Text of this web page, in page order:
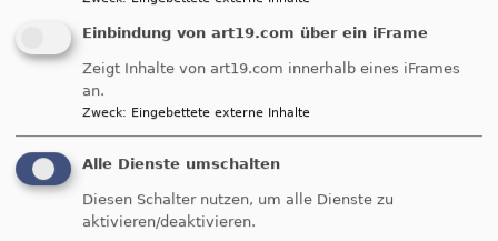
(Gesungenes
Abendgebet)
im Monat, 19.30 Uhr
Für weitere Gottesdienste und Veranstaltungen in
unserer Stadtkirche schauen Sie einfach auf
Sie finden die Stadtkirche, kaum zu übersehen,
inmitten der Schwabacher Altstadt auf dem
Einbindung von art19.com über ein iFrame
Zeigt Inhalte von art19.com innerhalb eines iFrames
an.
Zweck: Eingebettete externe Inhalte
Alle Dienste umschalten
Diesen Schalter nutzen, um alle Dienste zu
aktivieren/deaktivieren.